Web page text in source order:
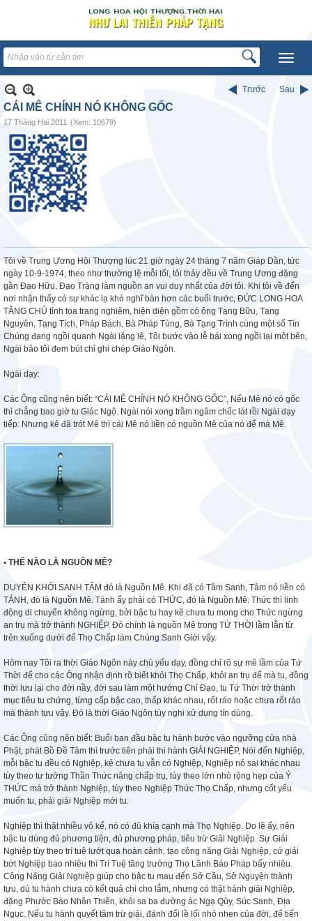
Trước Sau
CÁI MÊ CHÍNH NÓ KHÔNG GỐC
17 Tháng Hai 2011 (Xem: 10679)
Tôi về Trung Ương Hội Thượng lúc 21 giờ ngày 24 tháng 7 năm Giáp Dần, tức
ngày 10-9-1974, theo như thường lệ mỗi tối, tôi thảy đều về Trung Ương đặng
gần Đạo Hữu, Đạo Tràng làm nguồn an vui duy nhất của đời tôi. Khi tôi về đến
nơi nhận thấy có sự khác lạ khó nghĩ bàn hơn các buổi trước, ĐỨC LONG HOA
TĂNG CHỦ tỉnh tọa trang nghiêm, hiện diện gồm có ông Tạng Bữu, Tạng
Nguyên, Tạng Tích, Pháp Bách, Bà Pháp Tùng, Bà Tạng Trình cùng một số Tín
Chúng đang ngồi quanh Ngài lặng lẽ, Tôi bước vào lễ bái xong ngồi lại một bên,
Ngài bảo tôi đem bút chỉ ghi chép Giáo Ngôn.
Ngài dạy:
Các Ông cũng nên biết: “CÁI MÊ CHÍNH NÓ KHÔNG GỐC”, Nếu Mê nó có gốc
thì chẳng bao giờ tu Giác Ngộ. Ngài nói xong trầm ngâm chốc lát rồi Ngài dạy
tiếp: Nhưng kẻ đã trót Mê thì cái Mê nó liền có nguồn Mê của nó để mà Mê.
• THẾ NÀO LÀ NGUỒN MÊ?
DUYÊN KHỞI SANH TÂM đó là Nguồn Mê. Khi đã có Tâm Sanh, Tâm nó liền có
TÁNH, đó là Nguồn Mê. Tánh ấy phải có THỨC, đó là Nguồn Mê. Thức thì linh
động di chuyển không ngừng, bởi bậc tu hay kẽ chưa tu mong cho Thức ngừng
an trụ mà trở thành NGHIỆP. Đó chính là nguồn Mê trong TỨ THỜI lầm lẫn từ
trên xuống dưới để Thọ Chấp làm Chúng Sanh Giới vậy.
Hôm nay Tôi ra thời Giáo Ngôn này chủ yếu dạy, đồng chỉ rõ sự mê lầm của Tứ
Thời để cho các Ông nhận định rõ biết khỏi Thọ Chấp, khỏi an trụ để mà tu, đồng
thời lưu lại cho đời nầy, đời sau làm một hướng Chỉ Đạo, tu Tứ Thời trở thành
mục tiêu tu chứng, từng cấp bậc cao, thấp khác nhau, rốt ráo hoặc chưa rốt ráo
mà thành tựu vậy. Đó là thời Giáo Ngôn tùy nghi xử dụng tín dùng.
Các Ông cũng nên biết: Buổi ban đầu bậc tu hành bước vào ngưỡng cửa nhà
Phật, phát Bồ Đề Tâm thì trước tiên phải thi hành GIẢI NGHIỆP, Nói đến Nghiệp,
mỗi bậc tu đều có Nghiệp, kẻ chưa tu vẫn có Nghiệp, Nghiệp nó sai khác nhau
tùy theo tư tưởng Thần Thức năng chấp trụ, tùy theo lớn nhỏ rộng hẹp của Ý
THỨC mà trở thành Nghiệp, tùy theo Nghiệp Thức Thọ Chấp, nhưng cốt yếu
muốn tu, phải giải Nghiệp mới tu.
Nghiệp thì thật nhiều vô kể, nó có đủ khía cạnh mà Thọ Nghiệp. Do lẽ ấy, nên
bậc tu dùng đủ phương tiện, đủ phương pháp, tiêu trừ Giải Nghiệp. Sự Giải
Nghiệp tùy theo trí tuệ lướt qua hoàn cảnh, tạo công năng Giải Nghiệp, cứ giải
bớt Nghiệp bao nhiêu thì Trí Tuệ tăng trưởng Thọ Lãnh Bảo Pháp bấy nhiêu.
Công Năng Giải Nghiệp giúp cho bậc tu mau đến Sở Cầu, Sở Nguyện thành
tựu, dù tu hành chưa có kết quả chi cho lắm, nhưng có thật hành giải Nghiệp,
đặng Phước Báo Nhân Thiên, khỏi sa ba đường ác Ngạ Qủy, Súc Sanh, Địa
Ngục. Nếu tu hành quyết tâm trừ giải, đánh đổi lề lối nhỏ nhen của đời, để tiến